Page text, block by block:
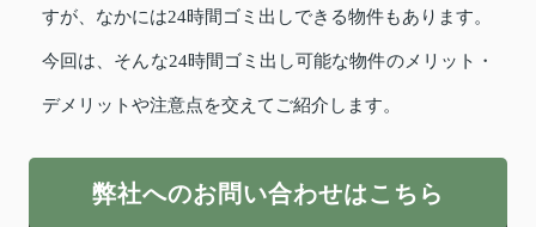
すが、なかには24時間ゴミ出しできる物件もあります。
今回は、そんな24時間ゴミ出し可能な物件のメリット・
デメリットや注意点を交えてご紹介します。
弊社へのお問い合わせはこちら